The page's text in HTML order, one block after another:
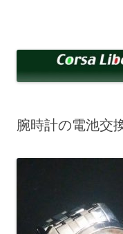
へ
ッ
腕時計の電池交